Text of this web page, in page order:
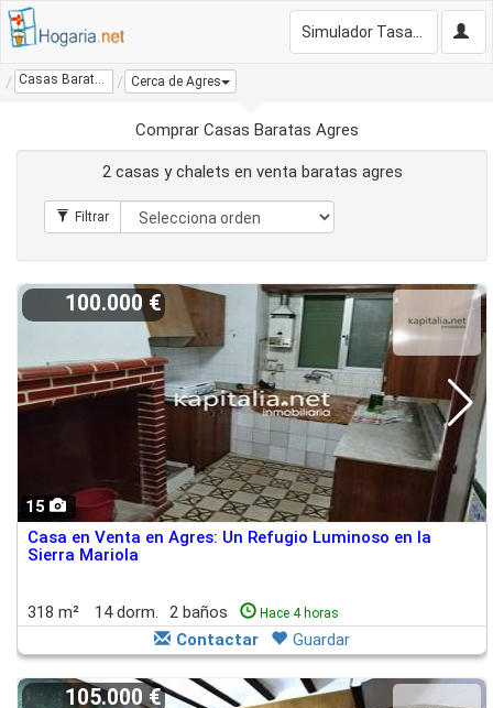
Casas Baratas Agres Cerca de Agres
Comprar Casas Baratas Agres
2 casas y chalets en venta baratas agres
15
100.000 €
Casa en Venta en Agres: Un Refugio Luminoso en la
Sierra Mariola
318 m² 14 dorm. 2 baños Hace 4 horas
Contactar Guardar
105.000 €